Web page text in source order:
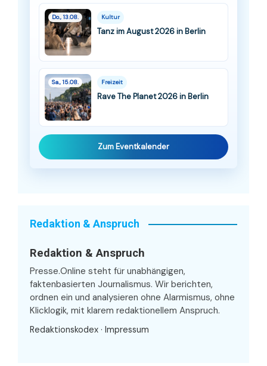
Do., 13.08. Kultur
Tanz im August 2026 in Berlin
Sa., 15.08. Freizeit
Rave The Planet 2026 in Berlin
Zum Eventkalender
Redaktion & Anspruch
Redaktion & Anspruch
Presse.Online steht für unabhängigen,
faktenbasierten Journalismus. Wir berichten,
ordnen ein und analysieren ohne Alarmismus, ohne
Klicklogik, mit klarem redaktionellem Anspruch.
Redaktionskodex · Impressum